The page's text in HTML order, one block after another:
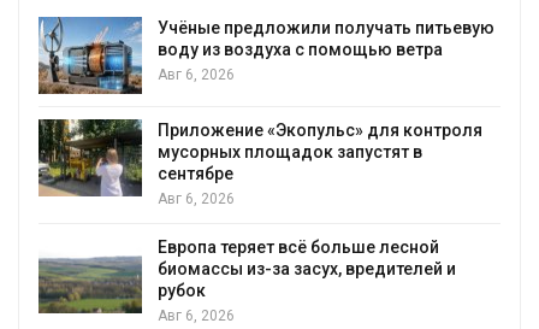
В пяти странах Амазонии задержали
более 800 человек в ходе операции
против экологических преступлений
Новый порядок расчёта нарушений квот
на промышленные выбросы может
появиться в ближайшее время
В Ирбите начнут расчистку Ницы после
рекордного дождевого паводка
Авг 6, 2026